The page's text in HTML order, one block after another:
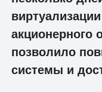
акционерного
позволило
системы и